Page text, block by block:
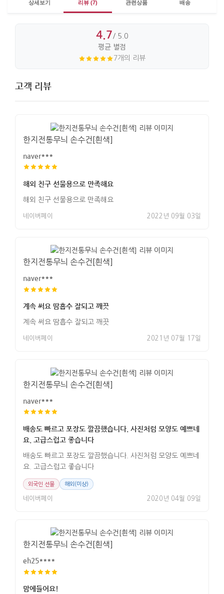
상세보기 리뷰 (7) 관련상품 배송
4.7/ 5.0
평균 별점
7개의 리뷰
고객 리뷰
한지전통무늬 손수건[흰색]
naver***
해외 친구 선물용으로 만족해요
해외 친구 선물용으로 만족해요
네이버페이 2022년 09월 03일
한지전통무늬 손수건[흰색]
naver***
계속 써요 땀흡수 잘되고 깨끗
계속 써요 땀흡수 잘되고 깨끗
네이버페이 2021년 07월 17일
한지전통무늬 손수건[흰색]
naver***
배송도 빠르고 포장도 깔끔했습니다. 사진처럼 모양도 예쁘네
요. 고급스럽고 좋습니다
배송도 빠르고 포장도 깔끔했습니다. 사진처럼 모양도 예쁘네
요. 고급스럽고 좋습니다
외국인 선물 해외(미상)
네이버페이 2020년 04월 09일
한지전통무늬 손수건[흰색]
eh25****
맘에들어요!